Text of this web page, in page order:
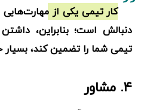
کار تیمی یکی از
دنبالش است؛ بنابراین،
تیمی شما را تضمین کند،‌
۴. مشاور